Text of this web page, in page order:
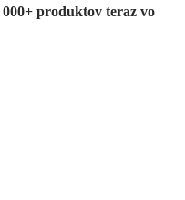
produktov teraz vo